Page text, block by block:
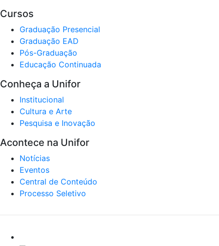
Cursos
Graduação Presencial
Graduação EAD
Pós-Graduação
Educação Continuada
Conheça a Unifor
Institucional
Cultura e Arte
Pesquisa e Inovação
Acontece na Unifor
Notícias
Eventos
Central de Conteúdo
Processo Seletivo